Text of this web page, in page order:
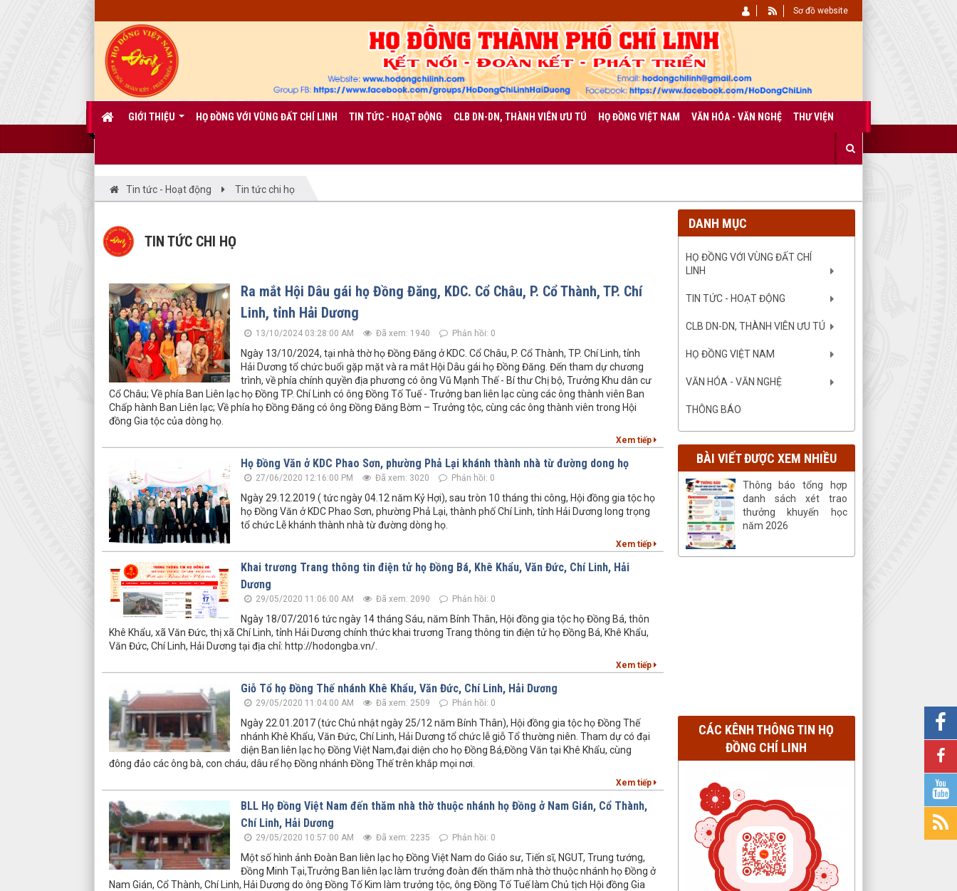
GIỚI THIỆU HỌ ĐỒNG VỚI VÙNG ĐẤT CHÍ LINH TIN TỨC - HOẠT ĐỘNG CLB DN-DN, THÀNH VIÊN ƯU TÚ HỌ ĐỒNG VIỆT NAM VĂN HÓA - VĂN NGHỆ THƯ VIỆN
Sơ đồ website
Tin tức - Hoạt động Tin tức chi họ
TIN TỨC CHI HỌ
Ra mắt Hội Dâu gái họ Đồng Đăng, KDC. Cổ Châu, P. Cổ Thành, TP. Chí
Linh, tỉnh Hải Dương
13/10/2024 03:28:00 AM Đã xem: 1940 Phản hồi: 0
Ngày 13/10/2024, tại nhà thờ họ Đồng Đăng ở KDC. Cổ Châu, P. Cổ Thành, TP. Chí Linh, tỉnh
Hải Dương tổ chức buổi gặp mặt và ra mắt Hội Dâu gái họ Đồng Đăng. Đến tham dự chương
trình, về phía chính quyền địa phương có ông Vũ Mạnh Thế - Bí thư Chị bộ, Trưởng Khu dân cư
Cổ Châu; Về phía Ban Liên lạc họ Đồng TP. Chí Linh có ông Đồng Tố Tuế - Trưởng ban liên lạc cùng các ông thành viên Ban
Chấp hành Ban Liên lạc; Về phía họ Đồng Đăng có ông Đồng Đăng Bờm – Trưởng tộc, cùng các ông thành viên trong Hội
đồng Gia tộc của dòng họ.
Xem tiếp
Họ Đồng Văn ở KDC Phao Sơn, phường Phả Lại khánh thành nhà từ đường dong họ
27/06/2020 12:16:00 PM Đã xem: 3020 Phản hồi: 0
Ngày 29.12.2019 ( tức ngày 04.12 năm Kỷ Hợi), sau tròn 10 tháng thi công, Hội đồng gia tộc họ
họ Đồng Văn ở KDC Phao Sơn, phường Phả Lại, thành phố Chí Linh, tỉnh Hải Dương long trọng
tổ chức Lễ khánh thành nhà từ đường dòng họ.
Xem tiếp
Khai trương Trang thông tin điện tử họ Đồng Bá, Khê Khẩu, Văn Đức, Chí Linh, Hải
Dương
29/05/2020 11:06:00 AM Đã xem: 2090 Phản hồi: 0
Ngày 18/07/2016 tức ngày 14 tháng Sáu, năm Bính Thân, Hội đồng gia tộc họ Đồng Bá, thôn
Khê Khẩu, xã Văn Đức, thị xã Chí Linh, tỉnh Hải Dương chính thức khai trương Trang thông tin điện tử họ Đồng Bá, Khê Khẩu,
Văn Đức, Chí Linh, Hải Dương tại địa chỉ: http://hodongba.vn/.
Xem tiếp
Giỗ Tổ họ Đồng Thế nhánh Khê Khẩu, Văn Đức, Chí Linh, Hải Dương
29/05/2020 11:04:00 AM Đã xem: 2509 Phản hồi: 0
Ngày 22.01.2017 (tức Chủ nhật ngày 25/12 năm Bính Thân), Hội đồng gia tộc họ Đồng Thế
nhánh Khê Khẩu, Văn Đức, Chí Linh, Hải Dương tổ chức lễ giỗ Tổ thường niên. Tham dự có đại
diện Ban liên lạc họ Đồng Việt Nam,đại diện cho họ Đồng Bá,Đồng Văn tại Khê Khẩu, cùng
đông đảo các ông bà, con cháu, dâu rể họ Đồng nhánh Đồng Thế trên khắp mọi nơi.
Xem tiếp
BLL Họ Đồng Việt Nam đến thăm nhà thờ thuộc nhánh họ Đồng ở Nam Gián, Cổ Thành,
Chí Linh, Hải Dương
29/05/2020 10:57:00 AM Đã xem: 2235 Phản hồi: 0
Một số hình ảnh Đoàn Ban liên lạc họ Đồng Việt Nam do Giáo sư, Tiến sĩ, NGUT, Trung tướng,
Đồng Minh Tại,Trưởng Ban liên lạc làm trưởng đoàn đến thăm nhà thờ thuộc nhánh họ Đồng ở
Nam Gián, Cổ Thành, Chí Linh, Hải Dương do ông Đồng Tố Kim làm trưởng tộc, ông Đồng Tố Tuế làm Chủ tịch Hội đồng Gia
DANH MỤC
HỌ ĐỒNG VỚI VÙNG ĐẤT CHÍ
LINH
TIN TỨC - HOẠT ĐỘNG
CLB DN-DN, THÀNH VIÊN ƯU TÚ
HỌ ĐỒNG VIỆT NAM
VĂN HÓA - VĂN NGHỆ
THÔNG BÁO
BÀI VIẾT ĐƯỢC XEM NHIỀU
Thông báo tổng hợp
danh sách xét trao
thưởng khuyến học
năm 2026
CÁC KÊNH THÔNG TIN HỌ
ĐỒNG CHÍ LINH